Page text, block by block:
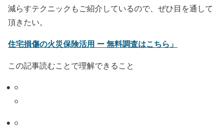
減らすテクニックもご紹介しているので、ぜひ目を通して
頂きたい。
住宅損傷の火災保険活用 ー 無料調査はこちら」
この記事読むことで理解できること